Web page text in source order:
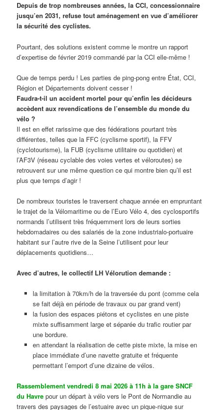
Depuis de trop nombreuses années, la CCI, concessionnaire
jusqu’en 2031, refuse tout aménagement en vue d’améliorer
la sécurité des cyclistes.
Pourtant, des solutions existent comme le montre un rapport
d’expertise de février 2019 commandé par la CCI elle-même !
Que de temps perdu ! Les parties de ping-pong entre État, CCI,
Région et Départements doivent cesser !
Faudra-t-il un accident mortel pour qu’enfin les décideurs
accèdent aux revendications de l’ensemble du monde du
vélo ?
Il est en effet rarissime que des fédérations pourtant très
différentes, telles que la FFC (cyclisme sportif), la FFV
(cyclotourisme), la FUB (cyclisme utilitaire ou quotidien) et
l’AF3V (réseau cyclable des voies vertes et véloroutes) se
retrouvent sur une même question ce qui montre bien qu’il est
plus que temps d’agir !
De nombreux touristes le traversent chaque année en empruntant
le trajet de la Vélomaritime ou de l’Euro Vélo 4, des cyclosportifs
normands l’utilisent très fréquemment lors de leurs sorties
hebdomadaires ou des salariés de la zone industrialo-portuaire
habitant sur l’autre rive de la Seine l’utilisent pour leur
déplacements quotidiens…
Avec d’autres, le collectif LH Vélorution demande :
la limitation à 70km/h de la traversée du pont (comme cela
se fait déjà en période de travaux ou par grand vent)
la fusion des espaces piétons et cyclistes en une piste
mixte suffisamment large et séparée du trafic routier par
une bordure.
en attendant la réalisation de cette piste mixte, la mise en
place immédiate d’une navette gratuite et fréquente
permettant l’emport d’une dizaine de vélos.
Rassemblement vendredi 8 mai 2026 à 11h à la gare SNCF
du Havre pour un départ à vélo vers le Pont de Normandie au
travers des paysages de l’estuaire avec un pique-nique sur